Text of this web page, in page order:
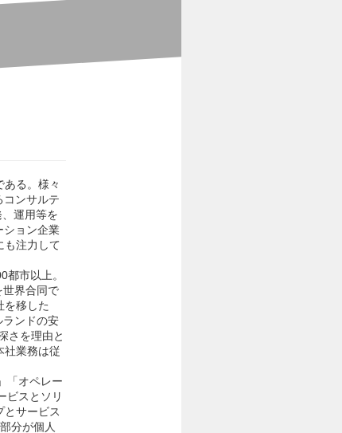
る。様々
コンサルテ
運用等を
ション企業
も注力して
市以上。
界合同で
を移した
ンドの安
さを理由と
社業務は従
「オペレー
ビスとソリ
とサービス
分が個人